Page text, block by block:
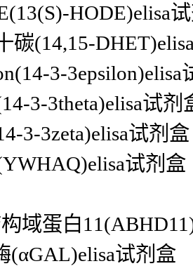
HODE)elisa
碳(14,15-
3-3epsilon)elisa
3-3theta)elisa试剂
3-3zeta)elisa试剂盒
试剂盒
域蛋白
(αGAL)elisa试剂盒